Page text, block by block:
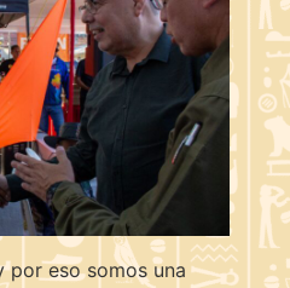
por eso somos una